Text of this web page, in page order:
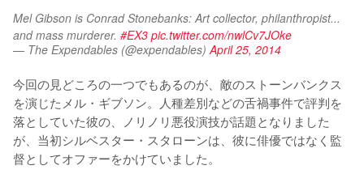
Mel Gibson is Conrad Stonebanks: Art collector, philanthropist...
and mass murderer. #EX3 pic.twitter.com/nwlCv7JOke
— The Expendables (@expendables) April 25, 2014
今回の見どころの一つでもあるのが、敵のストーンバンクス
を演じたメル・ギブソン。人種差別などの舌禍事件で評判を
落としていた彼の、ノリノリ悪役演技が話題となりました
が、当初シルベスター・スタローンは、彼に俳優ではなく監
督としてオファーをかけていました。